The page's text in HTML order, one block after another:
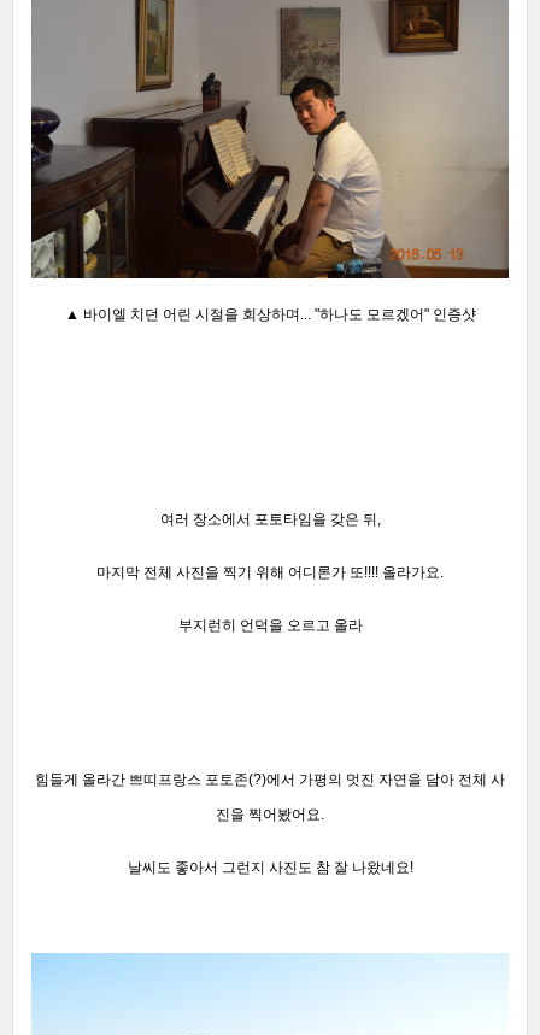
▲ 바이엘 치던 어린 시절을 회상하며... "하나도 모르겠어" 인증샷
여러 장소에서 포토타임을 갖은 뒤,
마지막 전체 사진을 찍기 위해 어디론가 또!!!! 올라가요.
부지런히 언덕을 오르고 올라
힘들게 올라간 쁘띠프랑스 포토존(?)에서 가평의 멋진 자연을 담아 전체 사
진을 찍어봤어요.
날씨도 좋아서 그런지 사진도 참 잘 나왔네요!